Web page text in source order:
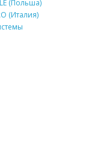
(Польша)
(Италия)